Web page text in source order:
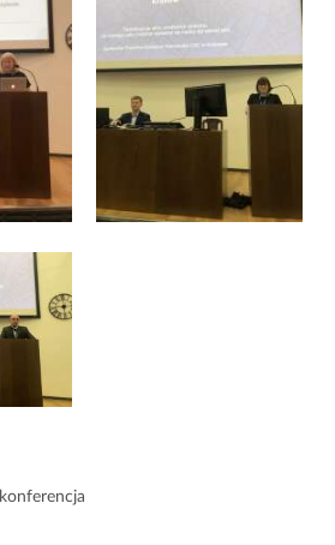
konferencja